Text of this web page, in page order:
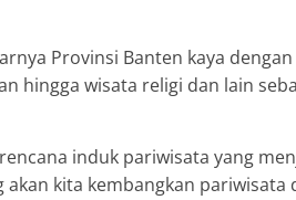
Provinsi Banten kaya
hingga wisata religi dan lain
induk pariwisata yang
kita kembangkan pariwisata